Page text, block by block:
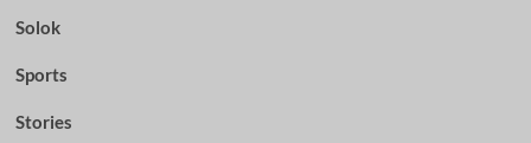
Solok
Sports
Stories